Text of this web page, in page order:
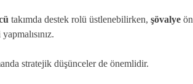
takımda destek rolü üstlenebilirken, şövalye ön
stratejik düşünceler de önemlidir.